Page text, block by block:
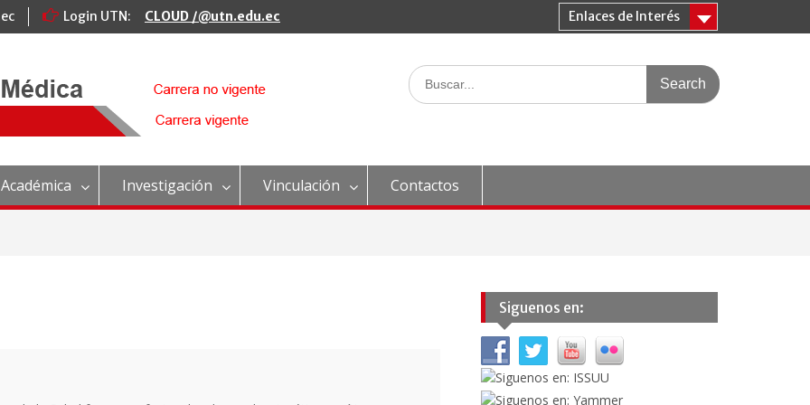
Login UTN: CLOUD /@utn.edu.ec Enlaces de Interés
Search
for:
Investigación Vinculación Contactos
Siguenos en: